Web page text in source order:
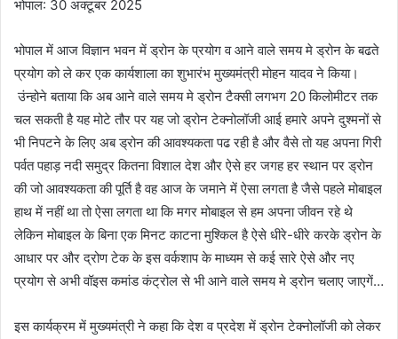
भोपाल: 30 अक्टूबर 2025
भोपाल में आज विज्ञान भवन में ड्रोन के प्रयोग व आने वाले समय मे ड्रोन के बढते
प्रयोग को ले कर एक कार्यशाला का शुभारंभ मुख्यमंत्री मोहन यादव ने किया।
उंन्होने बताया कि अब आने वाले समय मे ड्रोन टैक्सी लगभग 20 किलोमीटर तक
चल सकती है यह मोटे तौर पर यह जो ड्रोन टेक्नोलॉजी आई हमारे अपने दुश्मनों से
भी निपटने के लिए अब ड्रोन की आवश्यकता पढ रही है और वैसे तो यह अपना गिरी
पर्वत पहाड़ नदी समुद्र कितना विशाल देश और ऐसे हर जगह हर स्थान पर ड्रोन
की जो आवश्यकता की पूर्ति है वह आज के जमाने में ऐसा लगता है जैसे पहले मोबाइल
हाथ में नहीं था तो ऐसा लगता था कि मगर मोबाइल से हम अपना जीवन रहे थे
लेकिन मोबाइल के बिना एक मिनट काटना मुश्किल है ऐसे धीरे-धीरे करके ड्रोन के
आधार पर और द्रोण टेक के इस वर्कशाप के माध्यम से कई सारे ऐसे और नए
प्रयोग से अभी वॉइस कमांड कंट्रोल से भी आने वाले समय मे ड्रोन चलाए जाएगें…
इस कार्यक्रम में मुख्यमंत्री ने कहा कि देश व प्रदेश में ड्रोन टेक्नोलॉजी को लेकर